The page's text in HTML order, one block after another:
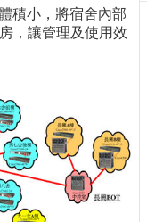
積小，將宿舍內部
，讓管理及使用效